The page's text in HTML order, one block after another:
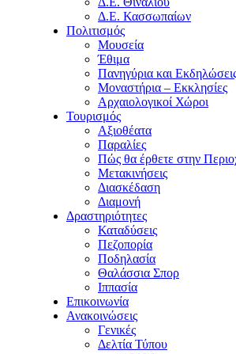
Δ.Ε. Κασσωπαίων
Πολιτισμός
Μουσεία
Έθιμα
Πανηγύρια και
Μοναστήρια – Εκκλησίες
Αρχαιολογικοί Χώροι
Τουρισμός
Αξιοθέατα
Παραλίες
Πώς θα έρθετε στην
Μετακινήσεις
Διασκέδαση
Διαμονή
Δραστηριότητες
Καταδύσεις
Πεζοπορία
Ποδηλασία
Θαλάσσια Σπορ
Ιππασία
Επικοινωνία
Ανακοινώσεις
Γενικές
Δελτία Τύπου